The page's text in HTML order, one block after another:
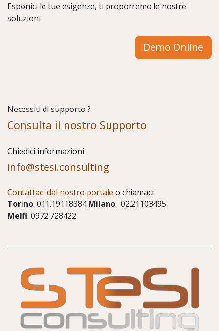
Esponici le tue esigenze, ti proporremo le nostre
soluzioni
Demo Online
Necessiti di supporto ?
Consulta il nostro Supporto
Chiedici informazioni
info@stesi.consulting
Contattaci dal nostro portale o chiamaci:
Torino: 011.19118384Milano: 02.21103495
Melfi: 0972.728422